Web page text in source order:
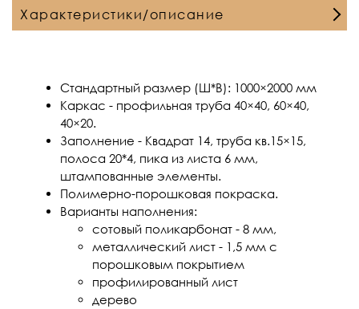
Характеристики/описание
Стандартный размер (Ш*В): 1000×2000 мм
Каркас - профильная труба 40×40, 60×40,
40×20.
Заполнение - Квадрат 14, труба кв.15×15,
полоса 20*4, пика из листа 6 мм,
штампованные элементы.
Полимерно-порошковая покраска.
Варианты наполнения:
сотовый поликарбонат - 8 мм,
металлический лист - 1,5 мм с
порошковым покрытием
профилированный лист
дерево